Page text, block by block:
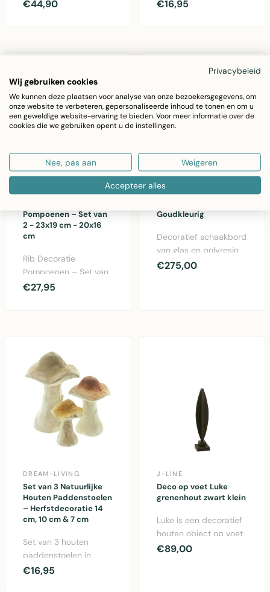
€44,90 €16,95
Pompoenen – Set van
2 - 23x19 cm - 20x16
cm
Rib Decoratie
Pompoenen – Set van
2 in taupe en off-
€27,95
J-LINE
Goudkleurig
Decoratief schaakbord
van glas en polyresin
met goudkleurige
€275,00
DREAM-LIVING
Set van 3 Natuurlijke
Houten Paddenstoelen
– Herfstdecoratie 14
cm, 10 cm & 7 cm
Set van 3 houten
paddenstoelen in
verschillende maten
€16,95
J-LINE
Deco op voet Luke
grenenhout zwart klein
Luke is een decoratief
houten object op voet
van gerecycled
€89,00
Privacybeleid
Wij gebruiken cookies
We kunnen deze plaatsen voor analyse van onze bezoekersgegevens, om
onze website te verbeteren, gepersonaliseerde inhoud te tonen en om u
een geweldige website-ervaring te bieden. Voor meer informatie over de
cookies die we gebruiken opent u de instellingen.
Nee, pas aan Weigeren
Accepteer alles